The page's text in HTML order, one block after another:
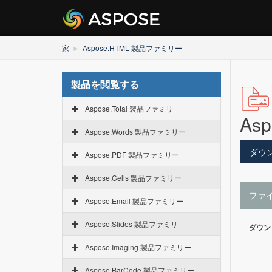
家 Aspose.HTML 製品ファミリー
製品を閲覧する
Aspose.Total 製品ファミリ
Aspose.Words 製品ファミリー
Aspose.PDF 製品ファミリー
Aspose.Cells 製品ファミリー
Aspose.Email 製品ファミリー
Aspose.Slides 製品ファミリ
Aspose.Imaging 製品ファミリー
Aspose.BarCode 製品ファミリー
ダウ
ファ
ダウ